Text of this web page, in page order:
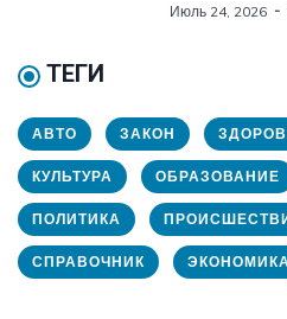
Июль 24, 2026
ТЕГИ
АВТО ЗАКОН
КУЛЬТУРА ОБРАЗОВАНИЕ
ПОЛИТИКА
СПРАВОЧНИК ЭКОНОМИКА